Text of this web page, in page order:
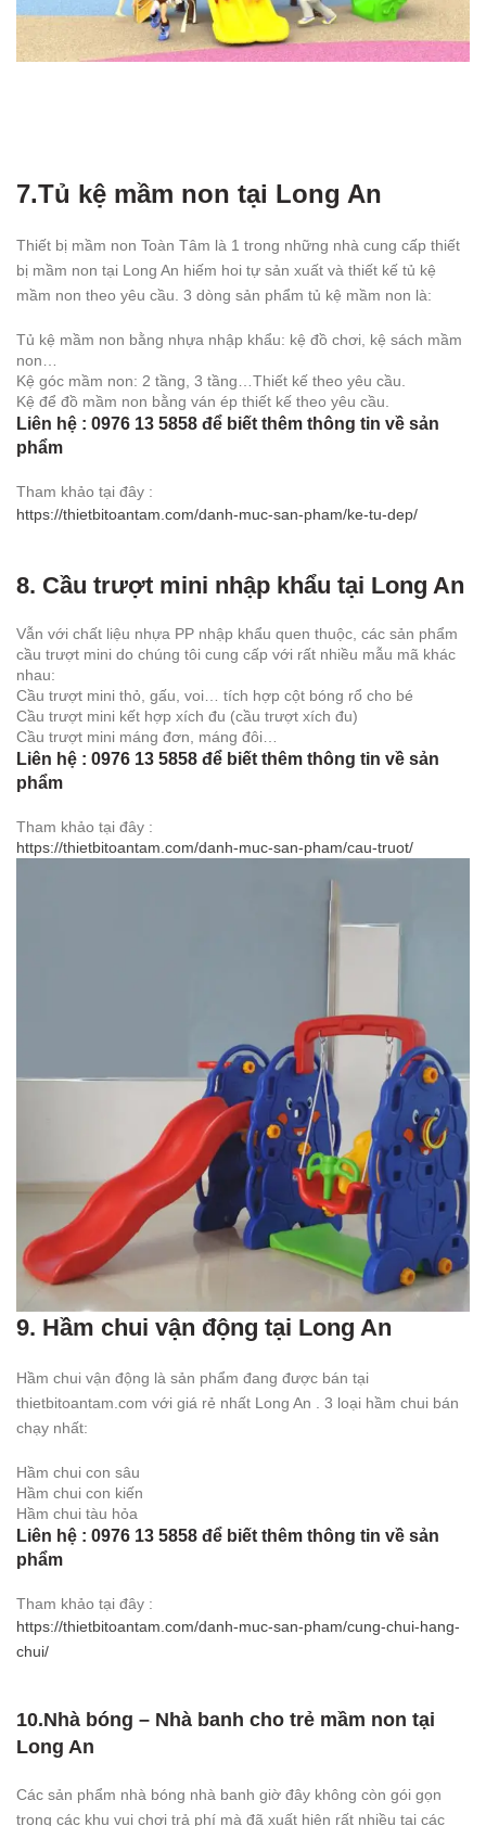
7.Tủ kệ mầm non tại Long An
Thiết bị mầm non Toàn Tâm là 1 trong những nhà cung cấp thiết
bị mầm non tại Long An hiếm hoi tự sản xuất và thiết kế tủ kệ
mầm non theo yêu cầu. 3 dòng sản phẩm tủ kệ mầm non là:
Tủ kệ mầm non bằng nhựa nhập khẩu: kệ đồ chơi, kệ sách mầm
non…
Kệ góc mầm non: 2 tầng, 3 tầng…Thiết kế theo yêu cầu.
Kệ để đồ mầm non bằng ván ép thiết kế theo yêu cầu.
Liên hệ : 0976 13 5858 để biết thêm thông tin về sản
phẩm
Tham khảo tại đây :
https://thietbitoantam.com/danh-muc-san-pham/ke-tu-dep/
8. Cầu trượt mini nhập khẩu tại Long An
Vẫn với chất liệu nhựa PP nhập khẩu quen thuộc, các sản phẩm
cầu trượt mini do chúng tôi cung cấp với rất nhiều mẫu mã khác
nhau:
Cầu trượt mini thỏ, gấu, voi… tích hợp cột bóng rổ cho bé
Cầu trượt mini kết hợp xích đu (cầu trượt xích đu)
Cầu trượt mini máng đơn, máng đôi…
Liên hệ : 0976 13 5858 để biết thêm thông tin về sản
phẩm
Tham khảo tại đây :
https://thietbitoantam.com/danh-muc-san-pham/cau-truot/
9. Hầm chui vận động tại Long An
Hầm chui vận động là sản phẩm đang được bán tại
thietbitoantam.com với giá rẻ nhất Long An . 3 loại hầm chui bán
chạy nhất:
Hầm chui con sâu
Hầm chui con kiến
Hầm chui tàu hỏa
Liên hệ : 0976 13 5858 để biết thêm thông tin về sản
phẩm
Tham khảo tại đây :
https://thietbitoantam.com/danh-muc-san-pham/cung-chui-hang-
chui/
10.Nhà bóng – Nhà banh cho trẻ mầm non tại
Long An
Các sản phẩm nhà bóng nhà banh giờ đây không còn gói gọn
trong các khu vui chơi trả phí mà đã xuất hiện rất nhiều tại các